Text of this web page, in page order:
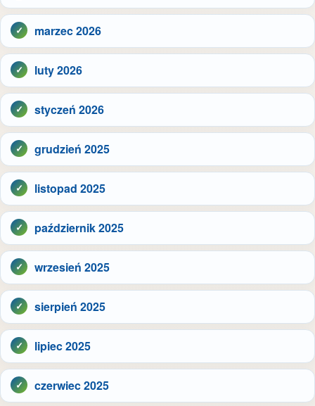
marzec 2026
luty 2026
styczeń 2026
grudzień 2025
listopad 2025
październik 2025
wrzesień 2025
sierpień 2025
lipiec 2025
czerwiec 2025